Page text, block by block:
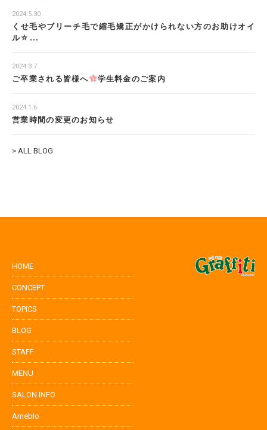
2024.5.30
くせ毛やブリーチ毛で縮毛矯正がかけられない方のお助けオイ
ル☆...
2024.3.7
ご卒業される皆様へ 学生料金のご案内
2024.1.6
営業時間の変更のお知らせ
> ALL BLOG
HOME
CONCEPT
TOPICS
BLOG
STAFF
MENU
SALON INFO
Ameblo